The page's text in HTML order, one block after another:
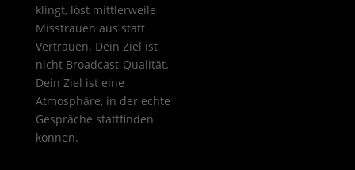
klingt, löst mittlerweile
Misstrauen aus statt
Vertrauen. Dein Ziel ist
nicht Broadcast-Qualität.
Dein Ziel ist eine
Atmosphäre, in der echte
Gespräche stattfinden
können.